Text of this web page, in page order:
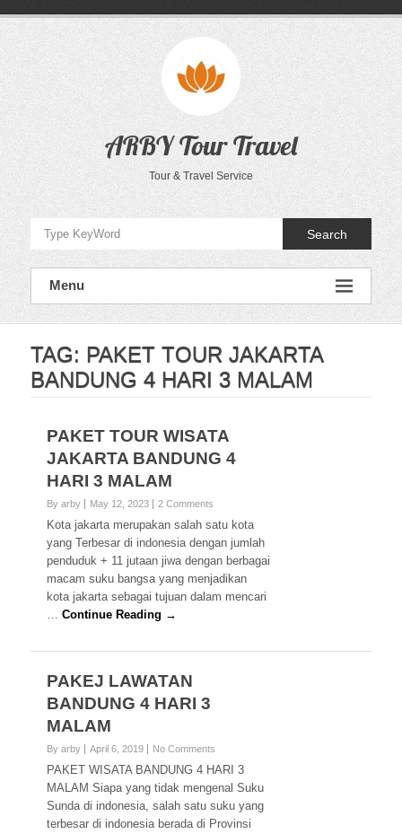
ARBY Tour Travel
Tour & Travel Service
Search
Menu
TAG: PAKET TOUR JAKARTA
BANDUNG 4 HARI 3 MALAM
PAKET TOUR WISATA
JAKARTA BANDUNG 4
HARI 3 MALAM
By arby May 12, 2023 2 Comments
Kota jakarta merupakan salah satu kota
yang Terbesar di indonesia dengan jumlah
penduduk + 11 jutaan jiwa dengan berbagai
macam suku bangsa yang menjadikan
kota jakarta sebagai tujuan dalam mencari
…Continue Reading →
PAKEJ LAWATAN
BANDUNG 4 HARI 3
MALAM
By arby April 6, 2019 No Comments
PAKET WISATA BANDUNG 4 HARI 3
MALAM Siapa yang tidak mengenal Suku
Sunda di indonesia, salah satu suku yang
terbesar di indonesia berada di Provinsi